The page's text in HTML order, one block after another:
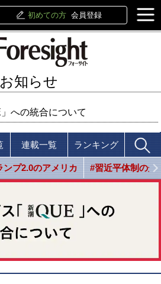
初めての方 会員登録
お知らせ
への統合について
連載一覧 ランキング
ンプ2.0のアメリカ #習近平体制の光